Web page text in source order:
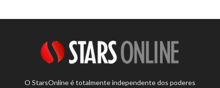
O StarsOnline é totalmente independente dos poderes